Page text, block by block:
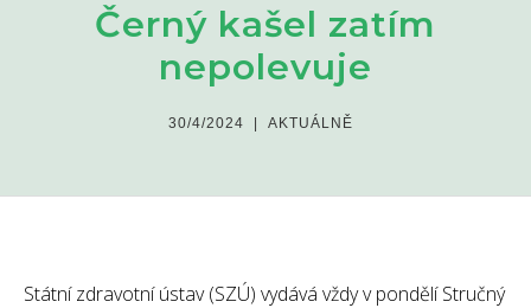
Černý kašel zatím
nepolevuje
30/4/2024 | AKTUÁLNĚ
Státní zdravotní ústav (SZÚ) vydává vždy v pondělí Stručný